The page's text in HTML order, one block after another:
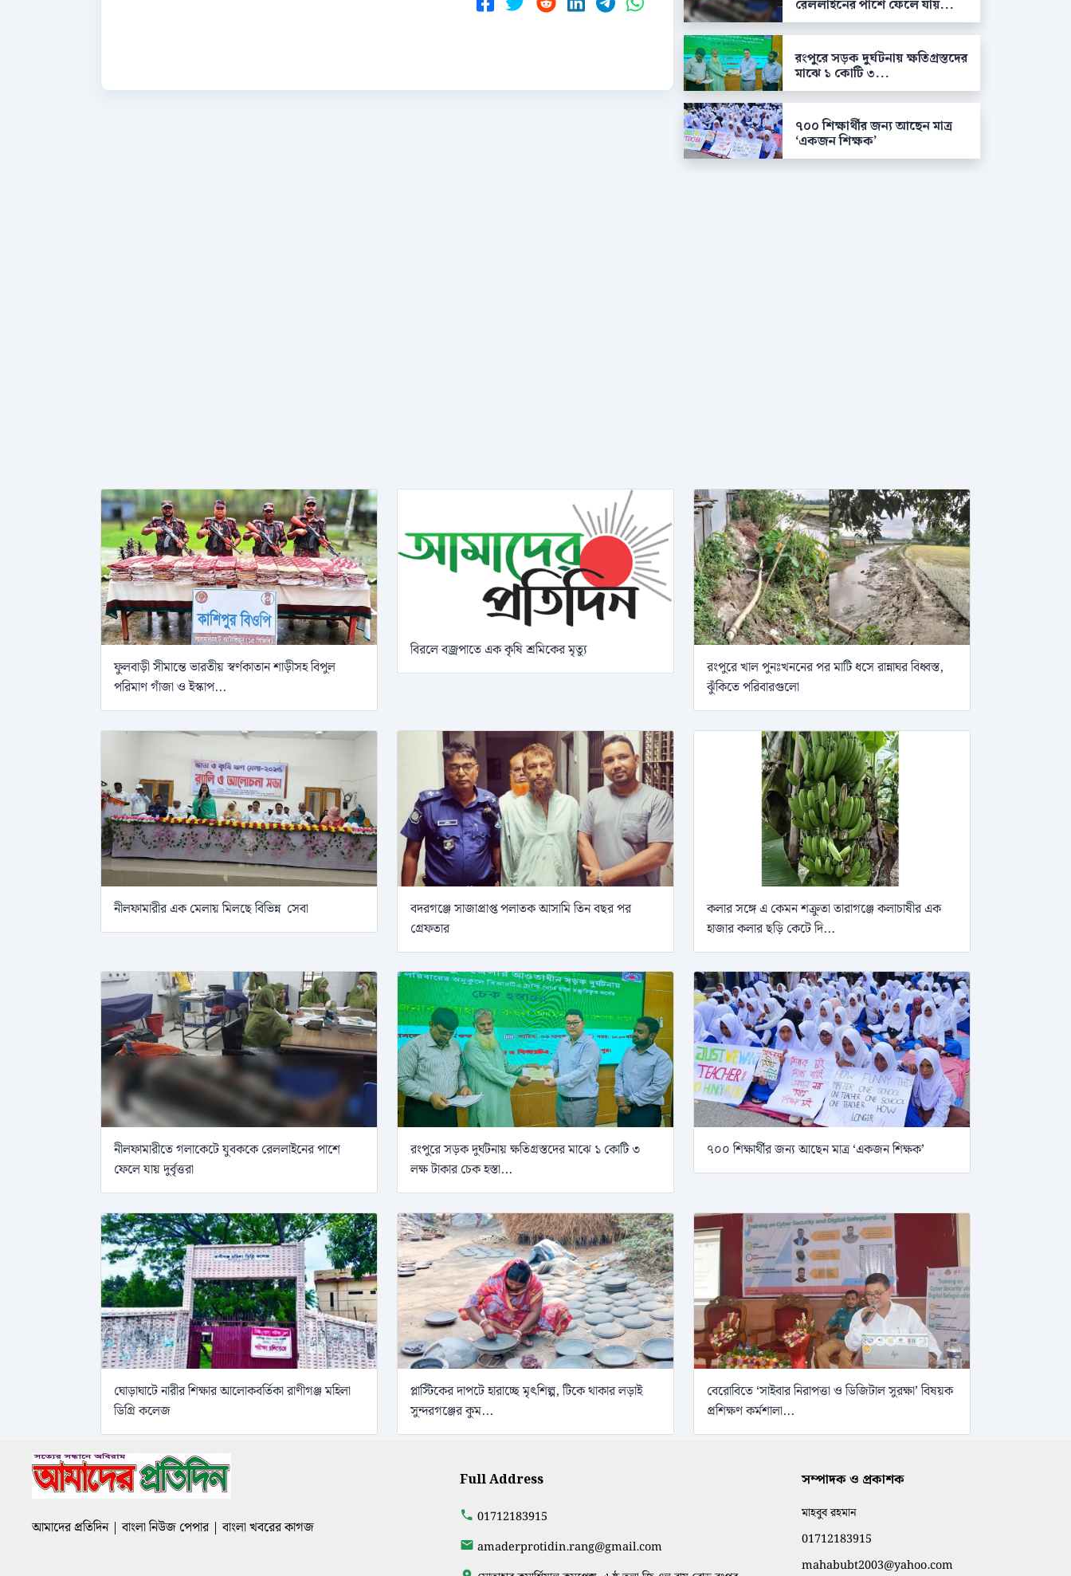
রেললাইনের পাশে ফেলে যায়...
রংপুরে সড়ক দুর্ঘটনায় ক্ষতিগ্রস্তদের
মাঝে ১ কোটি ৩...
৭০০ শিক্ষার্থীর জন্য আছেন মাত্র
‘একজন শিক্ষক’
ফুলবাড়ী সীমান্তে ভারতীয় স্বর্ণকাতান শাড়ীসহ বিপুল
পরিমাণ গাঁজা ও ইস্কাপ...
বিরলে বজ্রপাতে এক কৃষি শ্রমিকের মৃত্যু
রংপুরে খাল পুনঃখননের পর মাটি ধসে রান্নাঘর বিধ্বস্ত,
ঝুঁকিতে পরিবারগুলো
নীলফামারীর এক মেলায় মিলছে বিভিন্ন সেবা
বদরগঞ্জে সাজাপ্রাপ্ত পলাতক আসামি তিন বছর পর
গ্রেফতার
কলার সঙ্গে এ কেমন শক্রুতা তারাগঞ্জে কলাচাষীর এক
হাজার কলার ছড়ি কেটে দি...
নীলফামারীতে গলাকেটে যুবককে রেললাইনের পাশে
ফেলে যায় দুর্বৃত্তরা
রংপুরে সড়ক দুর্ঘটনায় ক্ষতিগ্রস্তদের মাঝে ১ কোটি ৩
লক্ষ টাকার চেক হস্তা...
৭০০ শিক্ষার্থীর জন্য আছেন মাত্র ‘একজন শিক্ষক’
ঘোড়াঘাটে নারীর শিক্ষার আলোকবর্তিকা রাণীগঞ্জ মহিলা
ডিগ্রি কলেজ
প্লাস্টিকের দাপটে হারাচ্ছে মৃৎশিল্প, টিকে থাকার লড়াই
সুন্দরগঞ্জের কুম...
বেরোবিতে ‘সাইবার নিরাপত্তা ও ডিজিটাল সুরক্ষা’ বিষয়ক
প্রশিক্ষণ কর্মশালা...
আমাদের প্রতিদিন | বাংলা নিউজ পেপার | বাংলা খবরের কাগজ
Full Address
01712183915
amaderprotidin.rang@gmail.com
সম্পাদক ও প্রকাশক
মাহবুব রহমান
01712183915
mahabubt2003@yahoo.com